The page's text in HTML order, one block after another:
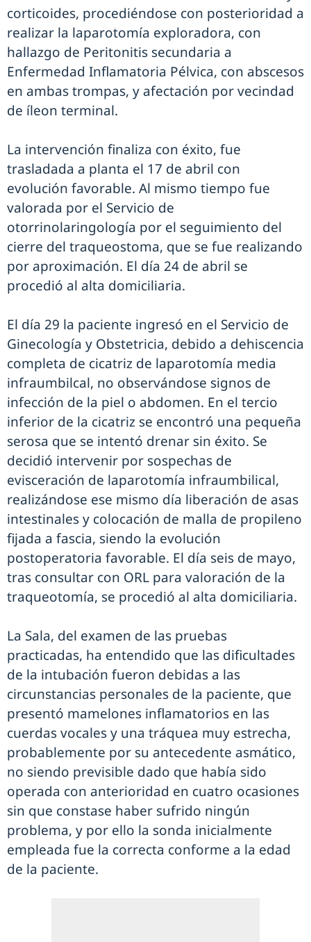
corticoides, procediéndose con posterioridad a
realizar la laparotomía exploradora, con
hallazgo de Peritonitis secundaria a
Enfermedad Inflamatoria Pélvica, con abscesos
en ambas trompas, y afectación por vecindad
de íleon terminal.
La intervención finaliza con éxito, fue
trasladada a planta el 17 de abril con
evolución favorable. Al mismo tiempo fue
valorada por el Servicio de
otorrinolaringología por el seguimiento del
cierre del traqueostoma, que se fue realizando
por aproximación. El día 24 de abril se
procedió al alta domiciliaria.
El día 29 la paciente ingresó en el Servicio de
Ginecología y Obstetricia, debido a dehiscencia
completa de cicatriz de laparotomía media
infraumbilcal, no observándose signos de
infección de la piel o abdomen. En el tercio
inferior de la cicatriz se encontró una pequeña
serosa que se intentó drenar sin éxito. Se
decidió intervenir por sospechas de
evisceración de laparotomía infraumbilical,
realizándose ese mismo día liberación de asas
intestinales y colocación de malla de propileno
fijada a fascia, siendo la evolución
postoperatoria favorable. El día seis de mayo,
tras consultar con ORL para valoración de la
traqueotomía, se procedió al alta domiciliaria.
La Sala, del examen de las pruebas
practicadas, ha entendido que las dificultades
de la intubación fueron debidas a las
circunstancias personales de la paciente, que
presentó mamelones inflamatorios en las
cuerdas vocales y una tráquea muy estrecha,
probablemente por su antecedente asmático,
no siendo previsible dado que había sido
operada con anterioridad en cuatro ocasiones
sin que constase haber sufrido ningún
problema, y por ello la sonda inicialmente
empleada fue la correcta conforme a la edad
de la paciente.